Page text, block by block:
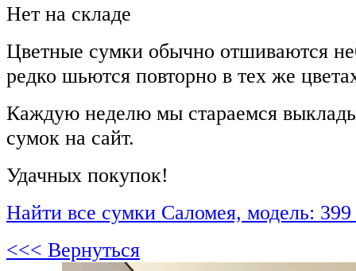
Нет на складе
Цветные сумки обычно отшиваются
редко шьются повторно в тех же
Каждую неделю мы стараемся
сумок на сайт.
Удачных покупок!
Найти все сумки Саломея, модель:
<<< Вернуться